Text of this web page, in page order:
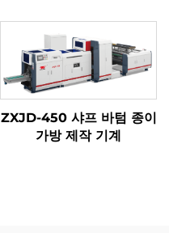
ZXJD-450 샤프 바텀 종이
가방 제작 기계